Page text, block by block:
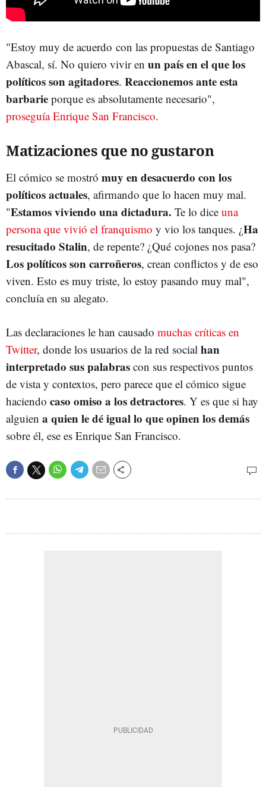
"Estoy muy de acuerdo con las propuestas de Santiago
Abascal, sí. No quiero vivir en un país en el que los
políticos son agitadores. Reaccionemos ante esta
barbarie porque es absolutamente necesario",
proseguía Enrique San Francisco.
Matizaciones que no gustaron
El cómico se mostró muy en desacuerdo con los
políticos actuales, afirmando que lo hacen muy mal.
"Estamos viviendo una dictadura. Te lo dice una
persona que vivió el franquismo y vio los tanques. ¿Ha
resucitado Stalin, de repente? ¿Qué cojones nos pasa?
Los políticos son carroñeros, crean conflictos y de eso
viven. Esto es muy triste, lo estoy pasando muy mal",
concluía en su alegato.
Las declaraciones le han causado muchas críticas en
Twitter, donde los usuarios de la red social han
interpretado sus palabras con sus respectivos puntos
de vista y contextos, pero parece que el cómico sigue
haciendo caso omiso a los detractores. Y es que si hay
alguien a quien le dé igual lo que opinen los demás
sobre él, ese es Enrique San Francisco.